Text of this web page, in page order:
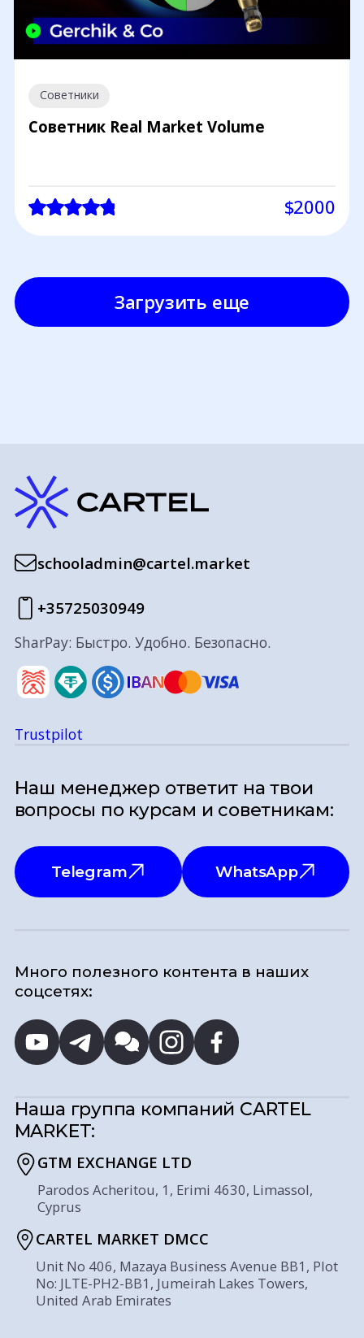
Советники
Советник Real Market Volume
$2000
Загрузить еще
schooladmin@cartel.market
+35725030949
SharPay: Быстро. Удобно. Безопасно.
Trustpilot
Наш менеджер ответит на твои
вопросы по курсам и советникам:
Telegram WhatsApp
Много полезного контента в наших
соцсетях:
Наша группа компаний CARTEL
MARKET:
GTM EXCHANGE LTD
Parodos Acheritou, 1, Erimi 4630, Limassol,
Cyprus
CARTEL MARKET DMCC
Unit No 406, Mazaya Business Avenue BB1, Plot
No: JLTE-PH2-BB1, Jumeirah Lakes Towers,
United Arab Emirates